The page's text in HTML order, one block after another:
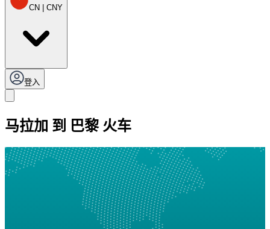
CN | CNY
登入
马拉加 到 巴黎 火车